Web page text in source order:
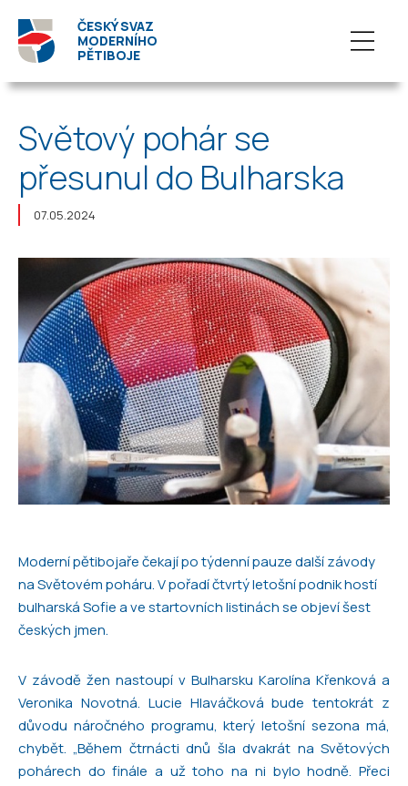
ČESKÝ SVAZ
MODERNÍHO
PĚTIBOJE
Světový pohár se
přesunul do Bulharska
07.05.2024
Moderní pětibojaře čekají po týdenní pauze další závody
na Světovém poháru. V pořadí čtvrtý letošní podnik hostí
bulharská Sofie a ve startovních listinách se objeví šest
českých jmen.
V závodě žen nastoupí v Bulharsku Karolína Křenková a
Veronika Novotná. Lucie Hlaváčková bude tentokrát z
důvodu náročného programu, který letošní sezona má,
chybět. „Během čtrnácti dnů šla dvakrát na Světových
pohárech do finále a už toho na ni bylo hodně. Přeci